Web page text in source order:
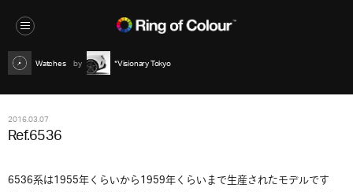
Watches *Visionary Tokyo
2016.03.07
Ref.6536
6536系は1955年くらいから1959年くらいまで生産されたモデルです